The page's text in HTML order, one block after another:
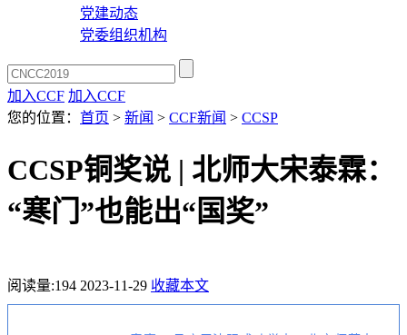
党建动态
党委组织机构
加入CCF 加入CCF
您的位置： 首页 > 新闻 > CCF新闻 > CCSP
CCSP铜奖说 | 北师大宋泰霖：
“寒门”也能出“国奖”
阅读量:194 2023-11-29 收藏本文